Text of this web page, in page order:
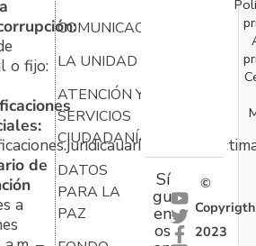
o fijo:
de
a
COMUNICACIONES
LA UNIDAD
ATENCIÓN Y
SERVICIOS
CIUDADANÍA
DATOS
PARA LA
PAZ
Sí
gu
en
os
©
Copyrigth
2023